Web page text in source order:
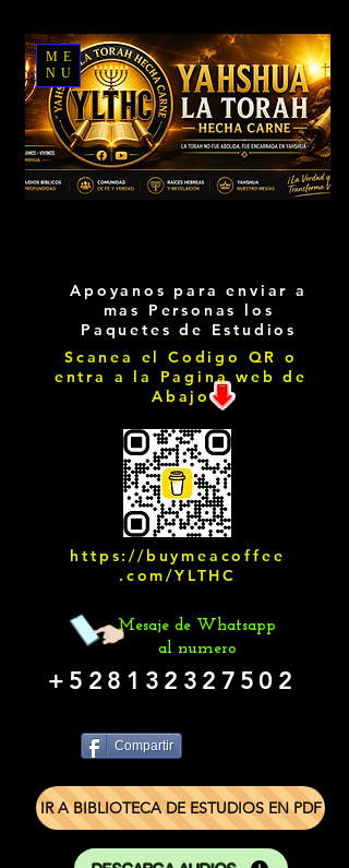
Apoyanos para enviar a
mas Personas los
Paquetes de Estudios
Scanea el Codigo QR o
entra a la Pagina web de
Abajo
https://buymeacoffee
.com/YLTHC
Mesaje de Whatsapp
al numero
+528132327502
Compartir
IR A BIBLIOTECA DE ESTUDIOS EN PDF
ME
NU